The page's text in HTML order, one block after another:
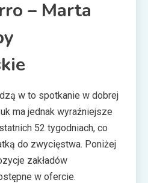
– Marta
w to spotkanie w dobrej
ma jednak wyraźniejsze
52 tygodniach, co
do zwycięstwa. Poniżej
zakładów
w ofercie.